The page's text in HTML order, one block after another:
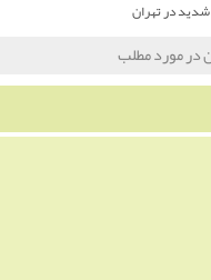
در تهران
در مورد مطلب